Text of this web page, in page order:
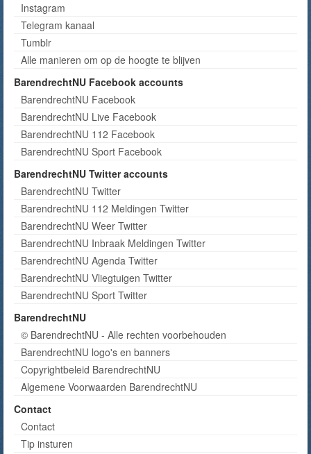
Instagram
Telegram kanaal
Tumblr
Alle manieren om op de hoogte te blijven
BarendrechtNU Facebook accounts
BarendrechtNU Facebook
BarendrechtNU Live Facebook
BarendrechtNU 112 Facebook
BarendrechtNU Sport Facebook
BarendrechtNU Twitter accounts
BarendrechtNU Twitter
BarendrechtNU 112 Meldingen Twitter
BarendrechtNU Weer Twitter
BarendrechtNU Inbraak Meldingen Twitter
BarendrechtNU Agenda Twitter
BarendrechtNU Vliegtuigen Twitter
BarendrechtNU Sport Twitter
BarendrechtNU
© BarendrechtNU - Alle rechten voorbehouden
BarendrechtNU logo's en banners
Copyrightbeleid BarendrechtNU
Algemene Voorwaarden BarendrechtNU
Contact
Contact
Tip insturen